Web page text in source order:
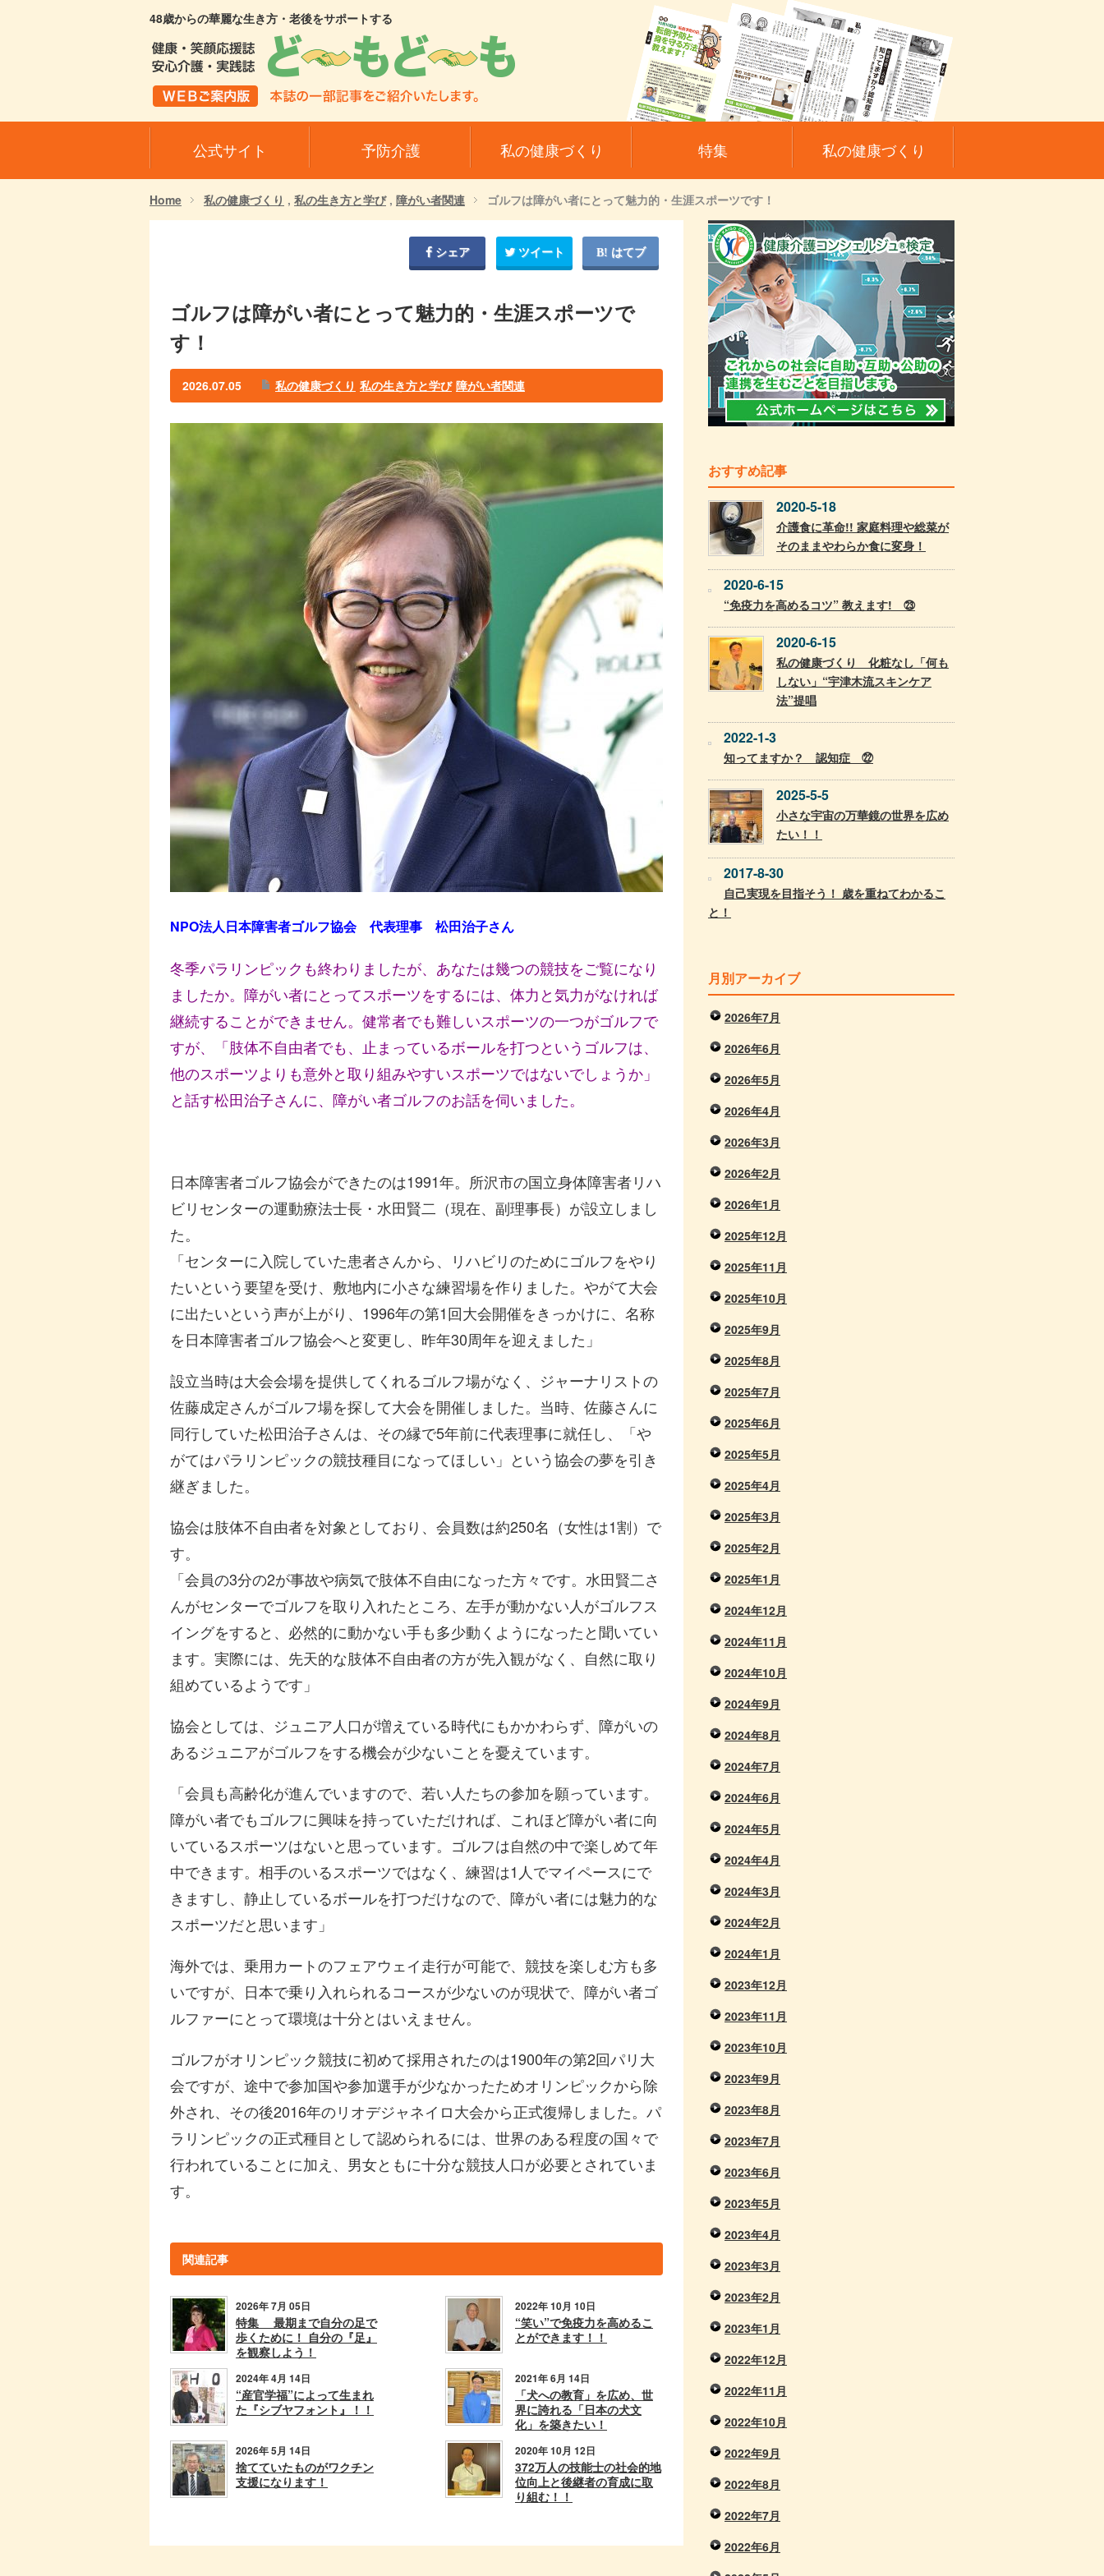
公式サイト 予防介護 私の健康づくり 特集 私の健康づくり
48歳からの華麗な生き方・老後をサポートする
Home 私の健康づくり , 私の生き方と学び, 障がい者関連 ゴルフは障がい者にとって魅力的・生涯スポーツです！
はてブ
ツイート
シェア
ゴルフは障がい者にとって魅力的・生涯スポーツで
す！
2026.07.05 私の健康づくり 私の生き方と学び 障がい者関連
NPO法人日本障害者ゴルフ協会 代表理事 松田治子さん
冬季パラリンピックも終わりましたが、あなたは幾つの競技をご覧になり
ましたか。障がい者にとってスポーツをするには、体力と気力がなければ
継続することができません。健常者でも難しいスポーツの一つがゴルフで
すが、「肢体不自由者でも、止まっているボールを打つというゴルフは、
他のスポーツよりも意外と取り組みやすいスポーツではないでしょうか」
と話す松田治子さんに、障がい者ゴルフのお話を伺いました。
日本障害者ゴルフ協会ができたのは1991年。所沢市の国立身体障害者リハ
ビリセンターの運動療法士長・水田賢二（現在、副理事長）が設立しまし
た。
「センターに入院していた患者さんから、リハビリのためにゴルフをやり
たいという要望を受け、敷地内に小さな練習場を作りました。やがて大会
に出たいという声が上がり、1996年の第1回大会開催をきっかけに、名称
を日本障害者ゴルフ協会へと変更し、昨年30周年を迎えました」
設立当時は大会会場を提供してくれるゴルフ場がなく、ジャーナリストの
佐藤成定さんがゴルフ場を探して大会を開催しました。当時、佐藤さんに
同行していた松田治子さんは、その縁で5年前に代表理事に就任し、「や
がてはパラリンピックの競技種目になってほしい」という協会の夢を引き
継ぎました。
協会は肢体不自由者を対象としており、会員数は約250名（女性は1割）で
す。
「会員の3分の2が事故や病気で肢体不自由になった方々です。水田賢二さ
んがセンターでゴルフを取り入れたところ、左手が動かない人がゴルフス
イングをすると、必然的に動かない手も多少動くようになったと聞いてい
ます。実際には、先天的な肢体不自由者の方が先入観がなく、自然に取り
組めているようです」
協会としては、ジュニア人口が増えている時代にもかかわらず、障がいの
あるジュニアがゴルフをする機会が少ないことを憂えています。
「会員も高齢化が進んでいますので、若い人たちの参加を願っています。
障がい者でもゴルフに興味を持っていただければ、これほど障がい者に向
いているスポーツはないと思っています。ゴルフは自然の中で楽しめて年
中できます。相手のいるスポーツではなく、練習は1人でマイペースにで
きますし、静止しているボールを打つだけなので、障がい者には魅力的な
スポーツだと思います」
海外では、乗用カートのフェアウェイ走行が可能で、競技を楽しむ方も多
いですが、日本で乗り入れられるコースが少ないのが現状で、障がい者ゴ
ルファーにとって環境は十分とはいえません。
ゴルフがオリンピック競技に初めて採用されたのは1900年の第2回パリ大
会ですが、途中で参加国や参加選手が少なかったためオリンピックから除
外され、その後2016年のリオデジャネイロ大会から正式復帰しました。パ
ラリンピックの正式種目として認められるには、世界のある程度の国々で
行われていることに加え、男女ともに十分な競技人口が必要とされていま
す。
関連記事
2026年 7月 05日
特集 最期まで自分の足で
歩くために！ 自分の『足』
を観察しよう！
2022年 10月 10日
“笑い”で免疫力を高めるこ
とができます！！
2024年 4月 14日
“産官学福”によって生まれ
た『シブヤフォント』！！
2021年 6月 14日
「犬への教育」を広め、世
界に誇れる「日本の犬文
化」を築きたい！
2026年 5月 14日
捨てていたものがワクチン
支援になります！
2020年 10月 12日
372万人の技能士の社会的地
位向上と後継者の育成に取
り組む！！
おすすめ記事
2020-5-18
介護食に革命!! 家庭料理や総菜が
そのままやわらか食に変身！
2020-6-15
“免疫力を高めるコツ” 教えます! ㉓
2020-6-15
私の健康づくり 化粧なし「何も
しない」“宇津木流スキンケア
法”提唱
2022-1-3
知ってますか？ 認知症 ㉒
2025-5-5
小さな宇宙の万華鏡の世界を広め
たい！！
2017-8-30
自己実現を目指そう！ 歳を重ねてわかるこ
と！
月別アーカイブ
2026年7月
2026年6月
2026年5月
2026年4月
2026年3月
2026年2月
2026年1月
2025年12月
2025年11月
2025年10月
2025年9月
2025年8月
2025年7月
2025年6月
2025年5月
2025年4月
2025年3月
2025年2月
2025年1月
2024年12月
2024年11月
2024年10月
2024年9月
2024年8月
2024年7月
2024年6月
2024年5月
2024年4月
2024年3月
2024年2月
2024年1月
2023年12月
2023年11月
2023年10月
2023年9月
2023年8月
2023年7月
2023年6月
2023年5月
2023年4月
2023年3月
2023年2月
2023年1月
2022年12月
2022年11月
2022年10月
2022年9月
2022年8月
2022年7月
2022年6月